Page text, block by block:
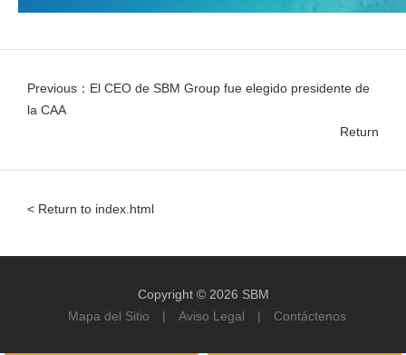
Previous：El CEO de SBM Group fue elegido presidente de
la CAA
Return
< Return to index.html
Copyright © 2026 SBM
Mapa del Sitio
| Aviso Legal | Contáctenos